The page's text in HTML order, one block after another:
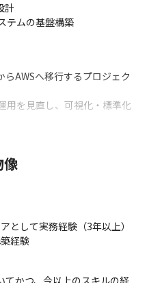
計
テムの基盤構築
AWSへ移行するプロジェク
用を見直し、可視化・標準化
像
として実務経験（3年以上）
経験
てかつ、今以上のスキルの経